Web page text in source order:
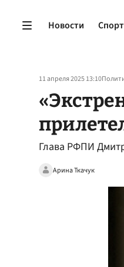
Новости Спорт
11 апреля 2025 13:10
Глава РФПИ
Арина Ткачук